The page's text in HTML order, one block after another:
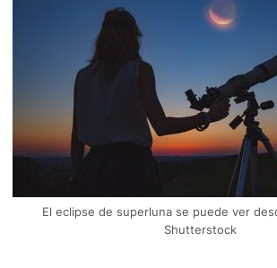
El eclipse de superluna se puede ver
Shutterstock